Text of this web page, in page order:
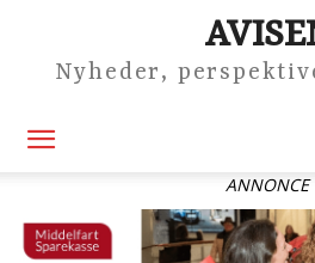
Nyheder,
ANNONCE